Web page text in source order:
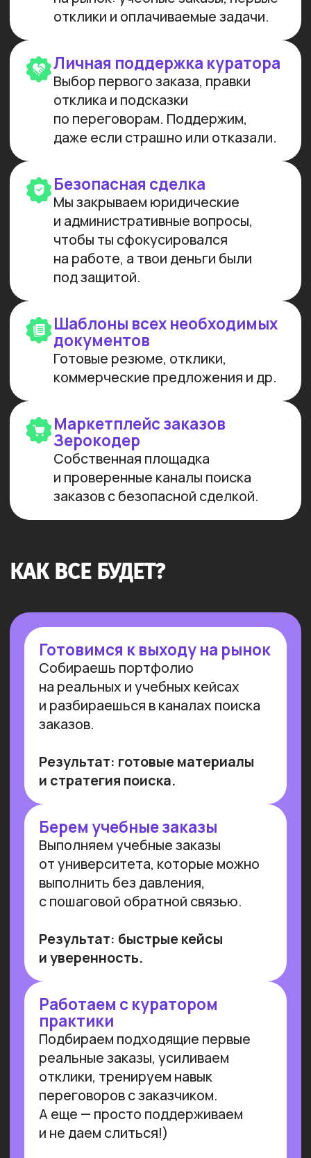
МЫ СОЗДАЕМ
ФУНДАМЕНТАЛЬНОЕ
ОБРАЗОВАНИЕ В ОБЛАСТИ
ИСКУССТВЕННОГО
ИНТЕЛЛЕКТА И РАЗРАБОТКИ
Мы лидеры в обучении ИИ
программ
Заказов на 300 млн ₽
через наш карьерный центр
Преподаем в лучших вузах
Имеем
образовательную
лицензию и статус
Сколково